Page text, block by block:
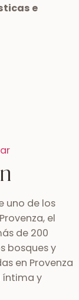
e
uno de los
el
de 200
bosques y
en Provenza
íntima y